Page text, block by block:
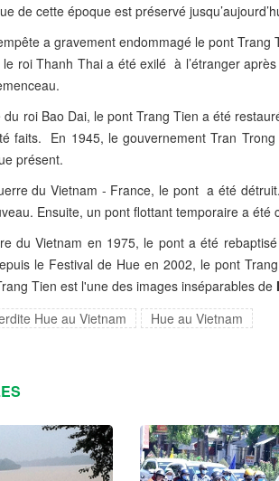
de cette époque est préservé
a gravement endommagé le pont
roi Thanh Thai a été exilé à l’étranger
roi Bao Dai, le pont Trang Tien a été
faits. En 1945, le gouvernement Tran
présent.
du Vietnam - France, le pont a été
Ensuite, un pont flottant temporaire a été
du Vietnam en 1975, le pont a été
le Festival de Hue en 2002, le pont
Tien est l'une des images inséparables de
Hue au Vietnam Hue au Vietnam